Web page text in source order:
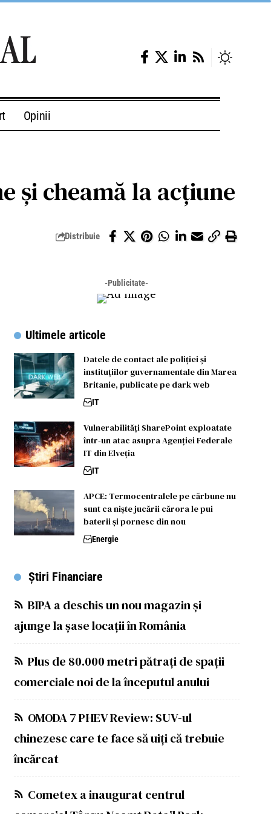
Opinii
și cheamă la acțiune
Distribuie
-Publicitate-
Ultimele articole
Datele de contact ale poliției și
instituțiilor guvernamentale din Marea
Britanie, publicate pe dark web
IT
Vulnerabilități SharePoint exploatate
într-un atac asupra Agenției Federale
IT din Elveția
IT
APCE: Termocentralele pe cărbune nu
sunt ca niște jucării cărora le pui
baterii și pornesc din nou
Energie
Știri Financiare
BIPA a deschis un nou magazin și
ajunge la șase locații în România
Plus de 80.000 metri pătrați de spații
comerciale noi de la începutul anului
OMODA 7 PHEV Review: SUV-ul
chinezesc care te face să uiți că trebuie
încărcat
Cometex a inaugurat centrul